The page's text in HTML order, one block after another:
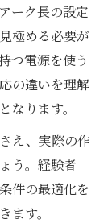
ーク長の設定
極める必要が
つ電源を使う
の違いを理解
なります。
え、実際の作
う。経験者
件の最適化を
ます。